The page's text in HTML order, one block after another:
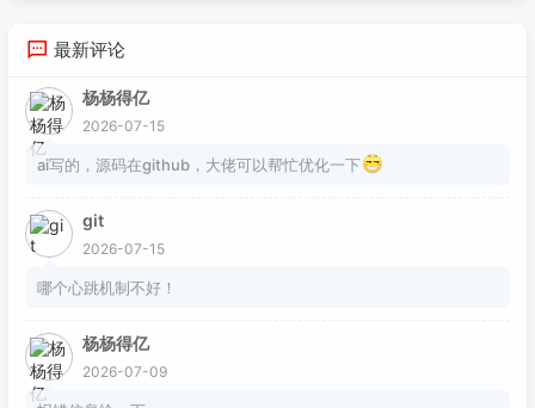
最新评论
杨杨得亿
2026-07-15
ai写的，源码在github，大佬可以帮忙优化一下
git
2026-07-15
哪个心跳机制不好！
杨杨得亿
2026-07-09